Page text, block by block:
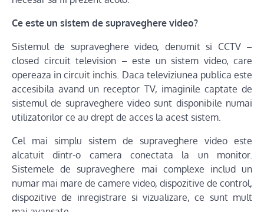
Ce este un sistem de supraveghere video?
Sistemul de supraveghere video, denumit si CCTV –
closed circuit television – este un sistem video, care
opereaza in circuit inchis. Daca televiziunea publica este
accesibila avand un receptor TV, imaginile captate de
sistemul de supraveghere video sunt disponibile numai
utilizatorilor ce au drept de acces la acest sistem.
Cel mai simplu sistem de supraveghere video este
alcatuit dintr-o camera conectata la un monitor.
Sistemele de supraveghere mai complexe includ un
numar mai mare de camere video, dispozitive de control,
dispozitive de inregistrare si vizualizare, ce sunt mult